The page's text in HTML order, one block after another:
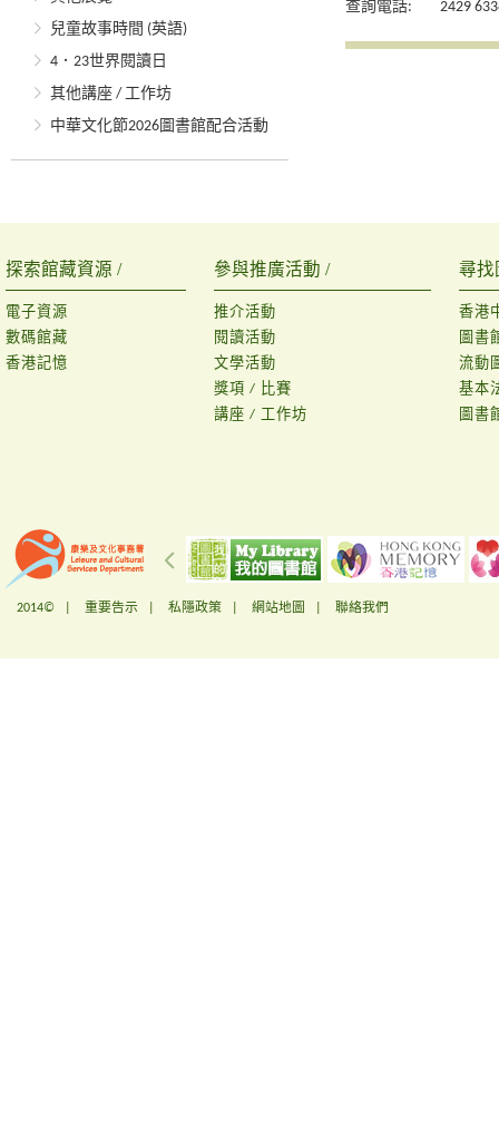
兒童故事時間 (英語)
4．23世界閱讀日
其他講座 / 工作坊
中華文化節2026圖書館配合活動
查詢電話:
2429
探索館藏資源 /
電子資源
數碼館藏
香港記憶
參與推廣活動 /
推介活動
閱讀活動
文學活動
獎項 / 比賽
講座 / 工作坊
尋找
香港
圖書
流動
基本
圖書
2014© | 重要告示 私隱政策 網站地圖 聯絡我們